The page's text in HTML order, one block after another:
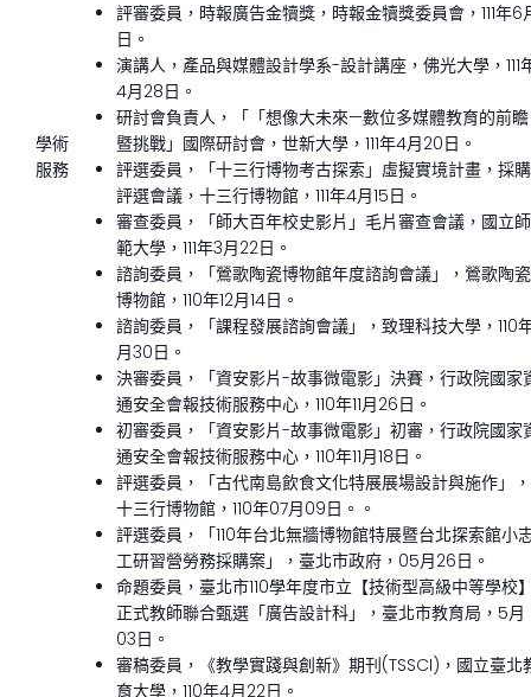
學術
服務
評審委員，時報廣告金犢獎，時報金犢獎委員會，111年6
日。
演講人，產品與媒體設計學系-設計講座，佛光大學，111
4月28日。
研討會負責人，「「想像大未來—數位多媒體教育的前瞻
暨挑戰」國際研討會，世新大學，111年4月20日。
評選委員，「十三行博物考古探索」虛擬實境計畫，採購
評選會議，十三行博物館，111年4月15日。
審查委員，「師大百年校史影片」毛片審查會議，國立師
範大學，111年3月22日。
諮詢委員，「鶯歌陶瓷博物館年度諮詢會議」，鶯歌陶瓷
博物館，110年12月14日。
諮詢委員，「課程發展諮詢會議」，致理科技大學，110年
月30日。
決審委員，「資安影片-故事微電影」決賽，行政院國家
通安全會報技術服務中心，110年11月26日。
初審委員，「資安影片-故事微電影」初審，行政院國家
通安全會報技術服務中心，110年11月18日。
評選委員，「古代南島飲食文化特展展場設計與施作」，
十三行博物館，110年07月09日。。
評選委員，「110年台北無牆博物館特展暨台北探索館小
工研習營勞務採購案」，臺北市政府，05月26日。
命題委員，臺北市110學年度市立【技術型高級中等學校
正式教師聯合甄選「廣告設計科」，臺北市教育局，5月
03日。
審稿委員，《教學實踐與創新》期刊(TSSCI)，國立臺北
育大學，110年4月22日。